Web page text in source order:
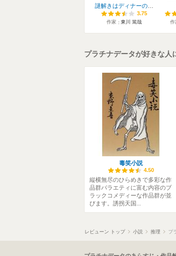
謎解きはディナーのあとで
3.75
3.75
作家 東川 篤哉 作
プラチナデータが好きな人
毒笑小説
4.50
縦横無尽のひらめきで多彩な作
品群バラエティに富む内容のブ
ラックコメディーな作品群が並
びます。誘拐天国...
レビューン トップ 小説 推理 プ